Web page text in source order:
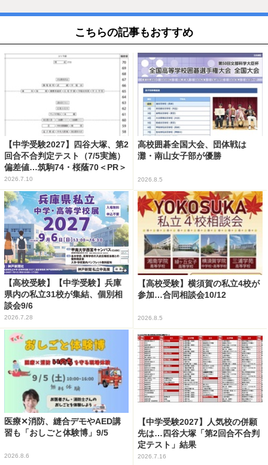
こちらの記事もおすすめ
【中学受験2027】四谷大塚、第2
回合不合判定テスト（7/5実施）
偏差値…筑駒74・桜蔭70＜PR＞
2026.7.10
高校囲碁全国大会、団体戦は
灘・南山女子部が優勝
2026.8.5
【高校受験】【中学受験】兵庫
県内の私立31校が集結、個別相
談会9/6
2026.7.28
【高校受験】横須賀の私立4校が
参加…合同相談会10/12
2026.8.5
医療✕消防、縫合デモやAED講
習も「おしごと体験博」9/5
2026.8.6
【中学受験2027】人気校の併願
先は…四谷大塚「第2回合不合判
定テスト」結果
2026.7.16